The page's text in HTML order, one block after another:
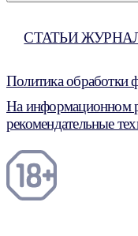
СТАТЬИ
Политика обработки
На информационном
рекомендательные